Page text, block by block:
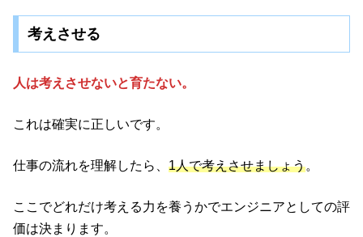
考えさせる
人は考えさせないと育たない。
これは確実に正しいです。
仕事の流れを理解したら、 1人で考えさせましょう。
ここでどれだけ考える力を養うかでエンジニアとしての評
価は決まります。